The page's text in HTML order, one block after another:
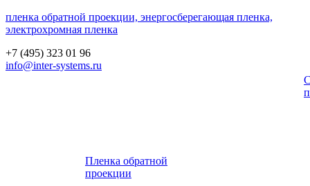
пленка обратной проекции, энергосберегающая пленка,
электрохромная пленка
+7 (495) 323 01 96
info@inter-systems.ru
Пленка обратной
проекции